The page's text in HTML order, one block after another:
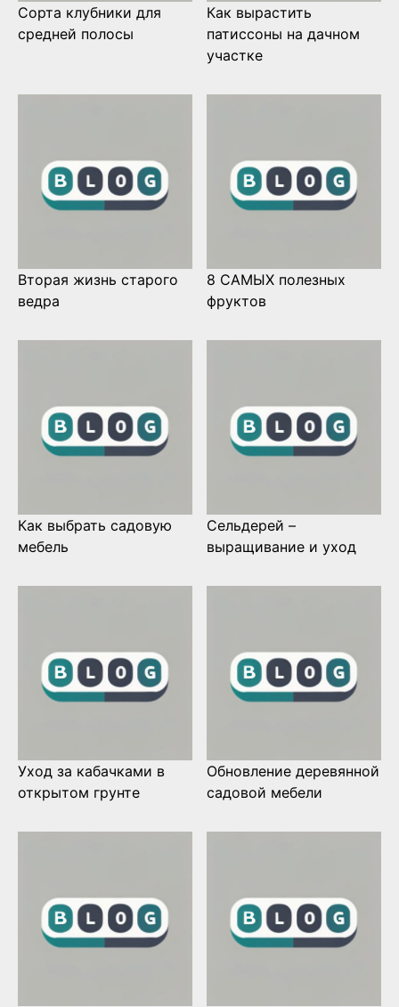
Сорта клубники для
средней полосы
Как вырастить
патиссоны на дачном
участке
Вторая жизнь старого
ведра
8 САМЫХ полезных
фруктов
Как выбрать садовую
мебель
Сельдерей –
выращивание и уход
Уход за кабачками в
открытом грунте
Обновление деревянной
садовой мебели